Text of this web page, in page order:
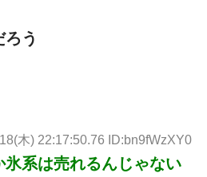
う
木) 22:17:50.76 ID:bn9fWzXY0
氷系は売れるんじゃない